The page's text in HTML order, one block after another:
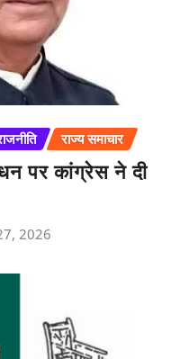
राज्य समाचार
पर कांग्रेस ने दी
2026